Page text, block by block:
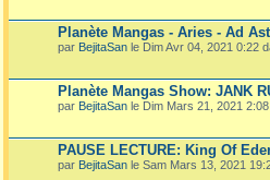
Planète Mangas - Aries - Ad
par BejitaSan le Dim Avr 04, 2021 0:22
Planète Mangas Show: JANK
par BejitaSan le Dim Mars 21, 2021
PAUSE LECTURE: King Of
par BejitaSan le Sam Mars 13, 2021